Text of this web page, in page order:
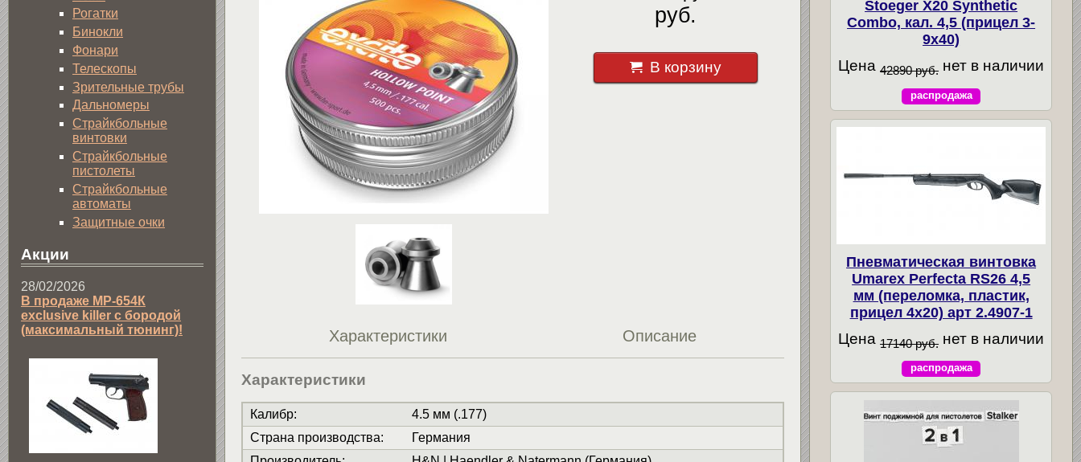
руб.
В корзину
Характеристики Описание
Характеристики
Калибр:
4.5 мм (.177)
Страна производства:
Германия
Рогатки
Бинокли
Фонари
Телескопы
Зрительные трубы
Дальномеры
Страйкбольные
винтовки
Страйкбольные
пистолеты
Страйкбольные
автоматы
Защитные очки
Акции
28/02/2026
В продаже МР-654К
exclusive killer с бородой
(максимальный тюнинг)!
Stoeger X20 Synthetic
Combo, кал. 4,5 (прицел 3-
9х40)
Цена 42890 руб. нет в наличии
распродажа
Пневматическая винтовка
Umarex Perfecta RS26 4,5
мм (переломка, пластик,
прицел 4x20) арт 2.4907-1
Цена 17140 руб. нет в наличии
распродажа